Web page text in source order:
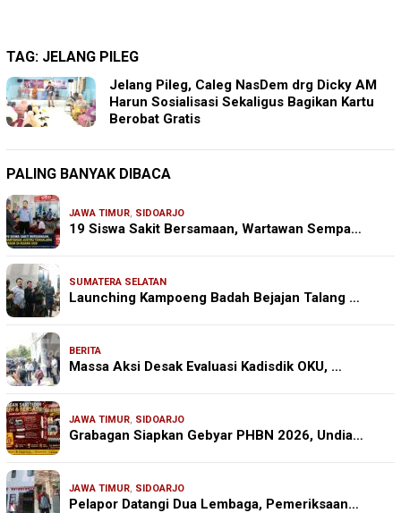
TAG: JELANG PILEG
Jelang Pileg, Caleg NasDem drg Dicky AM
Harun Sosialisasi Sekaligus Bagikan Kartu
Berobat Gratis
PALING BANYAK DIBACA
JAWA TIMUR, SIDOARJO
19 Siswa Sakit Bersamaan, Wartawan Sempa…
SUMATERA SELATAN
Launching Kampoeng Badah Bejajan Talang …
BERITA
Massa Aksi Desak Evaluasi Kadisdik OKU, …
JAWA TIMUR, SIDOARJO
Grabagan Siapkan Gebyar PHBN 2026, Undia…
JAWA TIMUR, SIDOARJO
Pelapor Datangi Dua Lembaga, Pemeriksaan…